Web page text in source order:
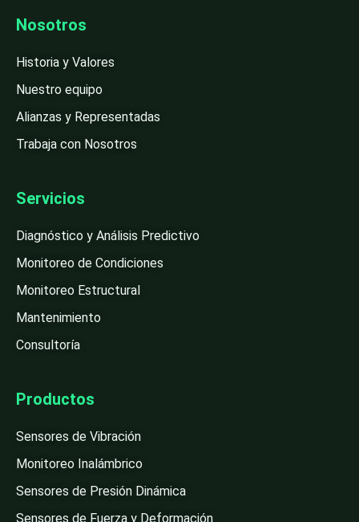
Nosotros
Historia y Valores
Nuestro equipo
Alianzas y Representadas
Trabaja con Nosotros
Servicios
Diagnóstico y Análisis Predictivo
Monitoreo de Condiciones
Monitoreo Estructural
Mantenimiento
Consultoría
Productos
Sensores de Vibración
Monitoreo Inalámbrico
Sensores de Presión Dinámica
Sensores de Fuerza y Deformación